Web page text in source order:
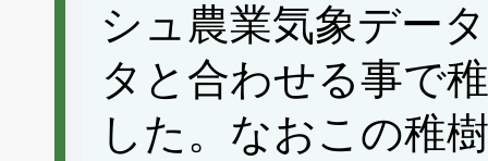
シュ農業気象デー
タと合わせる事で
した。なおこの稚